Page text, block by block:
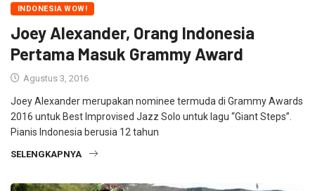
INDONESIA WOW!
Joey Alexander, Orang Indonesia
Pertama Masuk Grammy Award
Agustus 3, 2016
Joey Alexander merupakan nominee termuda di Grammy Awards
2016 untuk Best Improvised Jazz Solo untuk lagu “Giant Steps”.
Pianis Indonesia berusia 12 tahun
SELENGKAPNYA